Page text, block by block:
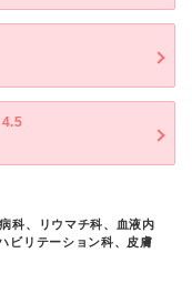
4.5
科、リウマチ科、血液内
ビリテーション科、皮膚